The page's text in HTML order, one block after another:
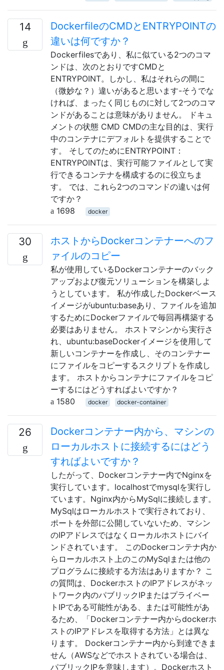
14
DockerfileのCMDとENTRYPOINTの
違いは何ですか？
Dockerfilesであり、私に似ている2つのコマ
ンドは、次のとおりですCMDと
ENTRYPOINT。しかし、私はそれらの間に
（微妙な？）違いがあると思います-そうでな
ければ、まったく同じものに対して2つのコマ
ンドがあることは意味がありません。 ドキュ
メントの状態 CMD CMDの主な目的は、実行
中のコンテナにデフォルトを提供することで
す。 そしてのためにENTRYPOINT：
ENTRYPOINTは、実行可能ファイルとして実
行できるコンテナを構成するのに役立ちま
す。 では、これら2つのコマンドの違いは何
ですか？
1698
docker
30
ホストからDockerコンテナーへのフ
ァイルのコピー
私が使用しているDockerコンテナーのバック
アップおよび復元ソリューションを構築しよ
うとしています。 私が作成したDockerベース
イメージがubuntu:baseあり、ファイルを追加
するためにDockerファイルで毎回再構築する
必要はありません。 ホストマシンから実行さ
れ、ubuntu:baseDockerイメージを使用して
新しいコンテナーを作成し、そのコンテナー
にファイルをコピーするスクリプトを作成し
ます。 ホストからコンテナにファイルをコピ
ーするにはどうすればよいですか？
1580
docker docker-container
26
Dockerコンテナー内から、マシンの
ローカルホストに接続するにはどう
すればよいですか？
したがって、Dockerコンテナー内でNginxを
実行しています。localhostでmysqlを実行し
ています。Nginx内からMySqlに接続します。
MySqlはローカルホストで実行されており、
ポートを外部に公開していないため、マシン
のIPアドレスではなくローカルホストにバイ
ンドされています。 このDockerコンテナ内か
らローカルホスト上のこのMySqlまたは他の
プログラムに接続する方法はありますか？ こ
の質問は、DockerホストのIPアドレスがネッ
トワーク内のパブリックIPまたはプライベー
トIPである可能性がある、または可能性があ
るため、「Dockerコンテナー内からdockerホ
ストのIPアドレスを取得する方法」とは異な
ります。 Dockerコンテナー内から到達できま
せん（AWSなどでホストされている場合は、
パブリックIPを意味します）。Dockerホスト